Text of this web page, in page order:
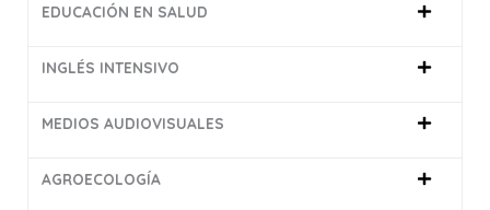
EDUCACIÓN EN SALUD
INGLÉS INTENSIVO
MEDIOS AUDIOVISUALES
AGROECOLOGÍA